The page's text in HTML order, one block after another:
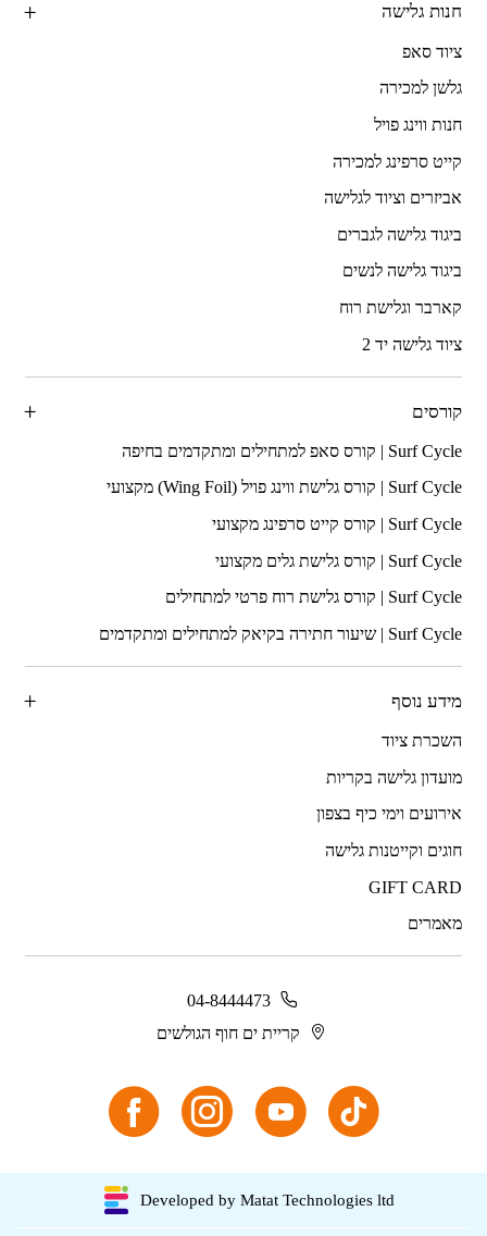
חנות גלישה
ציוד סאפ
גלשן למכירה
חנות ווינג פויל
קייט סרפינג למכירה
אביזרים וציוד לגלישה
ביגוד גלישה לגברים
ביגוד גלישה לנשים
קארבר וגלישת רוח
ציוד גלישה יד 2
קורסים
מידע נוסף
השכרת ציוד
מועדון גלישה בקריות
אירועים וימי כיף בצפון
חוגים וקייטנות גלישה
GIFT CARD
מאמרים
04-8444473
קריית ים חוף הגולשים
Developed by Matat Technologies ltd